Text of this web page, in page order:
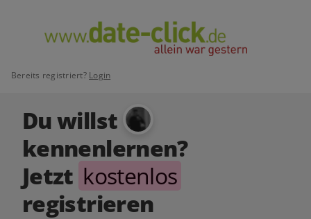
Bereits registriert? Login
Du willst
kennenlernen?
Jetzt kostenlos
registrieren